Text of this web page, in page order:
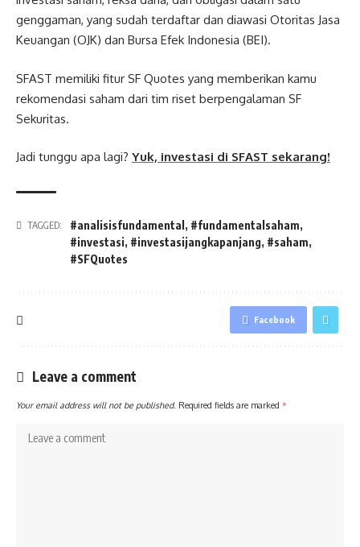
genggaman, yang sudah terdaftar dan diawasi Otoritas Jasa
Keuangan (OJK) dan Bursa Efek Indonesia (BEI).
SFAST memiliki fitur SF Quotes yang memberikan kamu
rekomendasi saham dari tim riset berpengalaman SF
Sekuritas.
Jadi tunggu apa lagi? Yuk, investasi di SFAST sekarang!
TAGGED: #analisisfundamental , #fundamentalsaham,
#investasi, #investasijangkapanjang, #saham,
#SFQuotes
Facebook
Leave a comment
Your email address will not be published. Required fields are marked *